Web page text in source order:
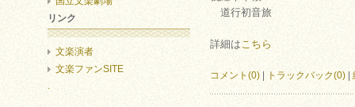
道行初音旅
詳細はこちら
コメント(0) トラックバック(0)
リンク
文楽演者
文楽ファンSITE
.